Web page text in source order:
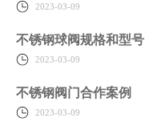
2023-03-09
不锈钢球阀规格和型号
2023-03-09
不锈钢阀门合作案例
2023-03-09